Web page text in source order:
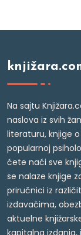
Na sajtu
naslova iz svih
literaturu, knjige
popularnoj
ćete naći sve
se nalaze knjige
priručnici iz
izdavačima,
aktuelne
kapitalna